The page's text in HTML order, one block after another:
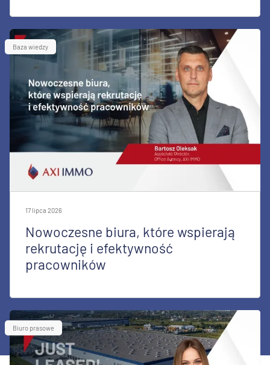
Baza wiedzy
17 lipca 2026
Nowoczesne biura, które wspierają
rekrutację i efektywność
pracowników
Biuro prasowe